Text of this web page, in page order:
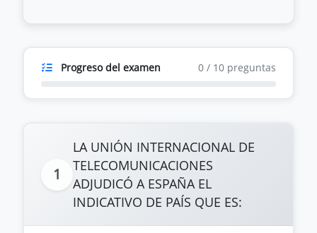
Progreso del examen 0 / 10 preguntas
1
LA UNIÓN INTERNACIONAL DE
TELECOMUNICACIONES
ADJUDICÓ A ESPAÑA EL
INDICATIVO DE PAÍS QUE ES: